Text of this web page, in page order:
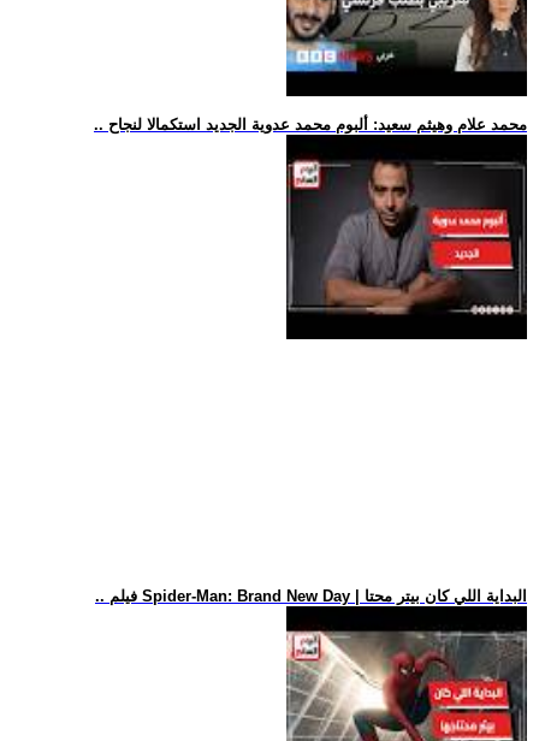
.. محمد علام وهيثم سعيد: ألبوم محمد عدوية الجديد استكمالا لنجاح
.. فيلم Spider-Man: Brand New Day | البداية اللي كان بيتر محتا